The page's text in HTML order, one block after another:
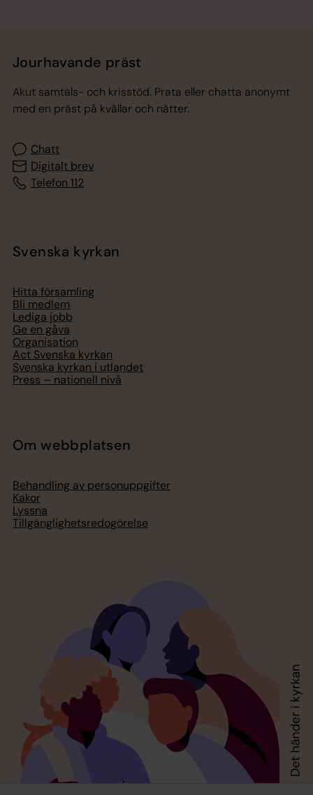
Jourhavande präst
Akut samtals- och krisstöd. Prata eller chatta anonymt
med en präst på kvällar och nätter.
Chatt
Digitalt brev
Telefon 112
Svenska kyrkan
Hitta församling
Bli medlem
Lediga jobb
Ge en gåva
Organisation
Act Svenska kyrkan
Svenska kyrkan i utlandet
Press – nationell nivå
Om webbplatsen
Behandling av personuppgifter
Kakor
Lyssna
Tillgänglighetsredogörelse